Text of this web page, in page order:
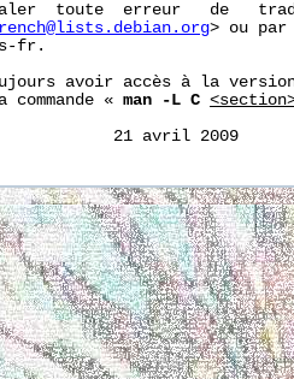
toute  erreur   de
> ou par
fr.
avoir accès à la
commande «
man -L C